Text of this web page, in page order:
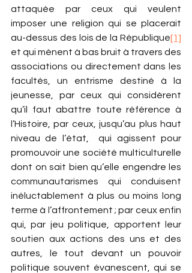
attaquée par ceux qui veulent
imposer une religion qui se placerait
au-dessus des lois de la République[1]
et qui mènent à bas bruit à travers des
associations ou directement dans les
facultés, un entrisme destiné à la
jeunesse, par ceux qui considèrent
qu’il faut abattre toute référence à
l’Histoire, par ceux, jusqu’au plus haut
niveau de l’état,  qui agissent pour
promouvoir une société multiculturelle
dont on sait bien qu’elle engendre les
communautarismes qui conduisent
inéluctablement à plus ou moins long
terme à l’affrontement ; par ceux enfin
qui, par jeu politique, apportent leur
soutien aux actions des uns et des
autres, le tout devant un pouvoir
politique souvent évanescent, qui se